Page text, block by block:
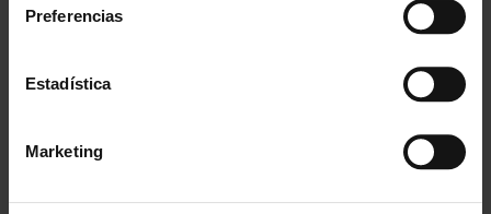
Preferencias
Estadística
Marketing
7,19 €